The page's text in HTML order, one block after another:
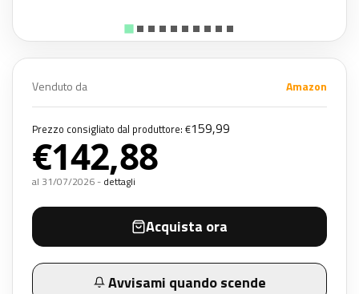
Venduto da Amazon
Prezzo consigliato dal produttore: €159,99
€142,88
al 31/07/2026 - dettagli
Acquista ora
Avvisami quando scende